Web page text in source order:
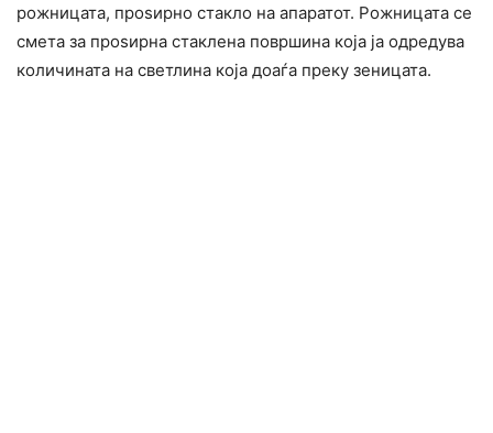
рожницата, проѕирно стакло на апаратот. Рожницата се
смета за проѕирна стаклена површина која ја одредува
количината на светлина која доаѓа преку зеницата.